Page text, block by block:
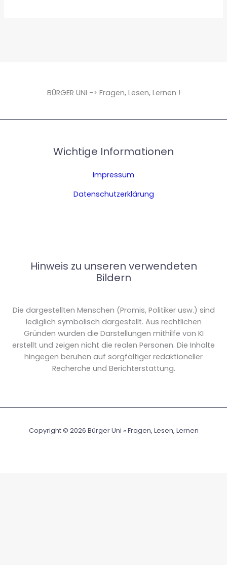
BÜRGER UNI -> Fragen, Lesen, Lernen !
Wichtige Informationen
Impressum
Datenschutzerklärung
Hinweis zu unseren verwendeten
Bildern
Die dargestellten Menschen (Promis, Politiker usw.) sind
lediglich symbolisch dargestellt. Aus rechtlichen
Gründen wurden die Darstellungen mithilfe von KI
erstellt und zeigen nicht die realen Personen. Die Inhalte
hingegen beruhen auf sorgfältiger redaktioneller
Recherche und Berichterstattung.
Copyright © 2026 Bürger Uni » Fragen, Lesen, Lernen